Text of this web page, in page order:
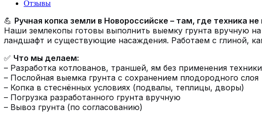
Отзывы
💪 Ручная копка земли в Новороссийске – там, где техника
Наши землекопы готовы выполнить выемку грунта вручную
ландшафт и существующие насаждения. Работаем с глиной,
✅ Что мы делаем:
– Разработка котлованов, траншей, ям без применения техники
– Послойная выемка грунта с сохранением плодородного слоя
– Копка в стеснённых условиях (подвалы, теплицы, дворы)
– Погрузка разработанного грунта вручную
– Вывоз грунта (по согласованию)